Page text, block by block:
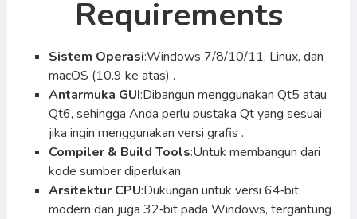
Requirements
Sistem Operasi:Windows 7/8/10/11, Linux, dan
macOS (10.9 ke atas) .
Antarmuka GUI:Dibangun menggunakan Qt5 atau
Qt6, sehingga Anda perlu pustaka Qt yang sesuai
jika ingin menggunakan versi grafis .
Compiler & Build Tools:Untuk membangun dari
kode sumber diperlukan.
Arsitektur CPU:Dukungan untuk versi 64‑bit
modern dan juga 32‑bit pada Windows, tergantung